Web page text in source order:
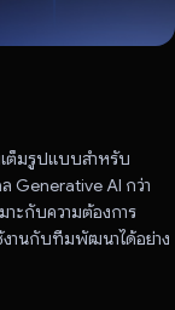
ต็มรูปแบบสําหรับ
Generative AI กว่า
ะกับความต้องการ
งานกับทีมพัฒนาได้อย่าง